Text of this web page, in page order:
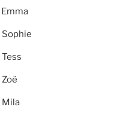
Emma
Sophie
Tess
Zoë
Mila